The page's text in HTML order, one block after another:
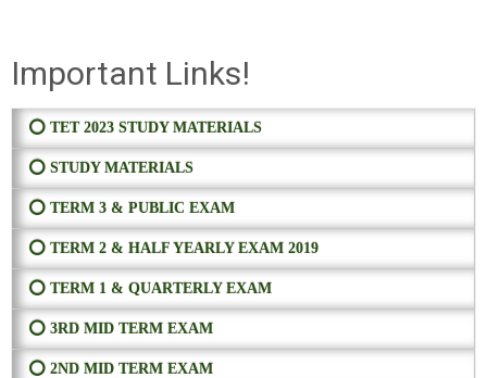
Important Links!
⭕ TET 2023 STUDY MATERIALS
⭕ STUDY MATERIALS
⭕ TERM 3 & PUBLIC EXAM
⭕ TERM 2 & HALF YEARLY EXAM 2019
⭕ TERM 1 & QUARTERLY EXAM
⭕ 3RD MID TERM EXAM
⭕ 2ND MID TERM EXAM